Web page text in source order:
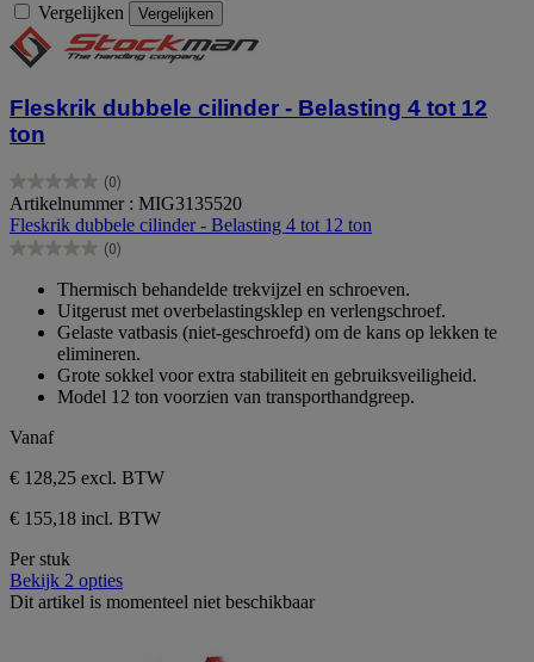
Vergelijken Vergelijken
Fleskrik dubbele cilinder - Belasting 4 tot 12
ton
(0)
0.0
van
de
5
Artikelnummer : MIG3135520
Fleskrik dubbele cilinder - Belasting 4 tot 12 ton
(0)
0.0
sterren.
Thermisch behandelde trekvijzel en schroeven.
Uitgerust met overbelastingsklep en verlengschroef.
Gelaste vatbasis (niet-geschroefd) om de kans op lekken te
elimineren.
Grote sokkel voor extra stabiliteit en gebruiksveiligheid.
Model 12 ton voorzien van transporthandgreep.
Vanaf
€ 128,25 excl. BTW
€ 155,18 incl. BTW
Per stuk
Bekijk 2 opties
Dit artikel is momenteel niet beschikbaar